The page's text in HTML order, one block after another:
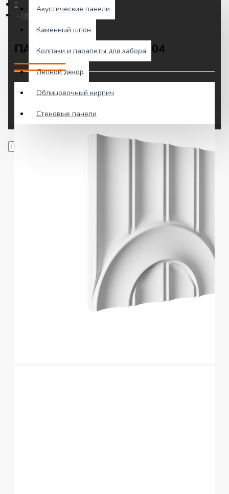
Акустические панели
Каменный шпон
Колпаки и парапеты для забора
Лепной декор
Облицовочный кирпич
Стеновые панели
ПАНЕЛЬ ГИПСОВАЯ №304
ПАНЕЛЬ ГИПСОВАЯ №304